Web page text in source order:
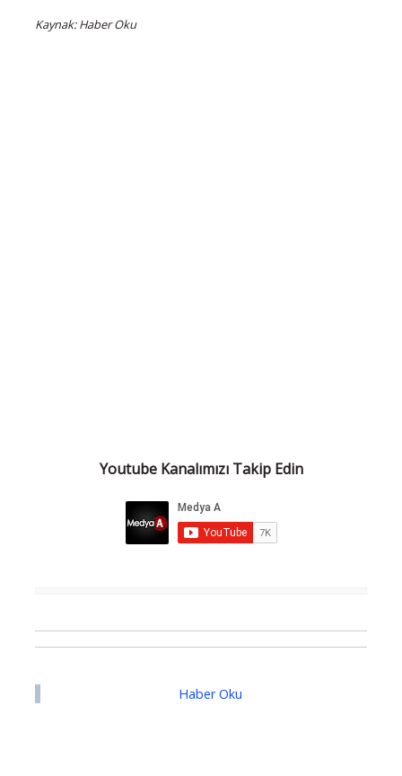
Kaynak: Haber Oku
Youtube Kanalımızı Takip Edin
Haber Oku